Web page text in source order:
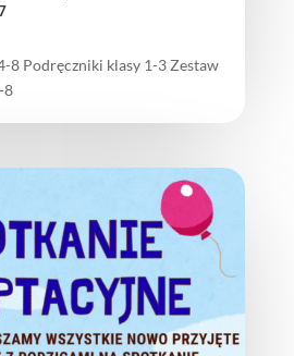
8 Podręczniki klasy 1-3 Zestaw
8